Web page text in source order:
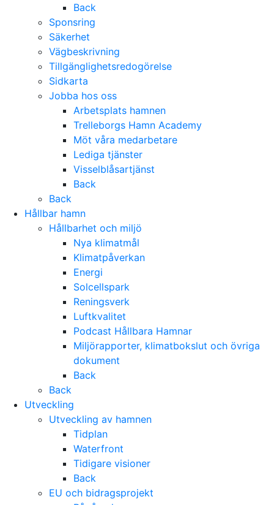
Back
Sponsring
Säkerhet
Vägbeskrivning
Tillgänglighetsredogörelse
Sidkarta
Jobba hos oss
Arbetsplats hamnen
Trelleborgs Hamn Academy
Möt våra medarbetare
Lediga tjänster
Visselblåsartjänst
Back
Back
Hållbar hamn
Hållbarhet och miljö
Nya klimatmål
Klimatpåverkan
Energi
Solcellspark
Reningsverk
Luftkvalitet
Podcast Hållbara Hamnar
Miljörapporter, klimatbokslut och övriga
dokument
Back
Back
Utveckling
Utveckling av hamnen
Tidplan
Waterfront
Tidigare visioner
Back
EU och bidragsprojekt